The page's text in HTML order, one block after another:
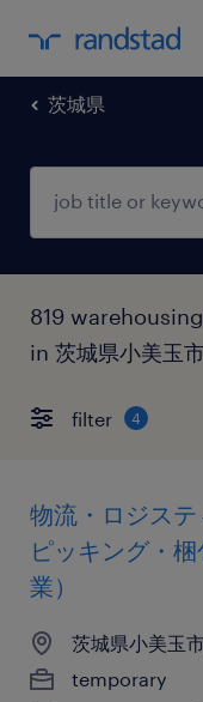
茨城県
819
in 茨城県小美玉
filter 4
物流・ロジステ
ピッキング・
業）
茨城県小美玉
temporary